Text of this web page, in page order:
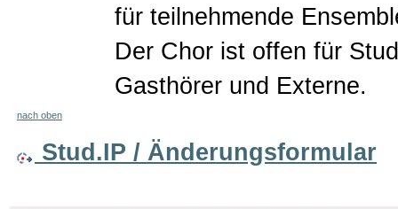
für teilnehmende
Der Chor ist offen für
Gasthörer und Externe.
nach oben
Stud.IP / Änderungsformular